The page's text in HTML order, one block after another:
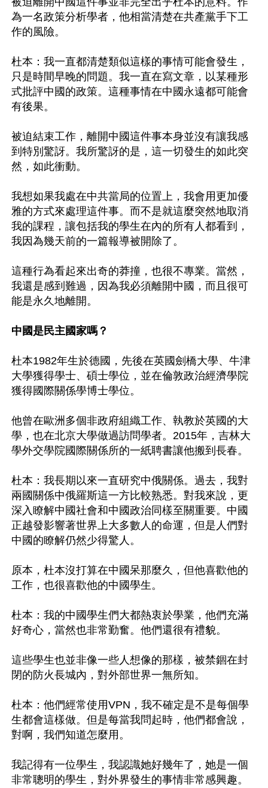
為一名政策分析學者，他相當清楚在共產黨手下工
作的風險。
杜本：我一直都清楚類似這樣的事情可能會發生，
只是時間早晚的問題。我一直在寫文章，以某種形
式批評中國的政策。這種事情在中國永遠都可能會
有後果。
被迫結束工作，離開中國這件事本身並沒有讓我感
到特別驚訝。我所驚訝的是，這一切發生的如此突
然，如此衝動。
我想如果我處在中共當局的位置上，我會用更加優
雅的方式來處理這件事。而不是就這麼突然地取消
我的課程，讓包括我的學生在內的所有人都看到，
我因為幾天前的一篇報導被開除了。
這種行為看起來出奇的莽撞，也很不專業。當然，
我還是感到難過，因為我必須離開中國，而且很可
能是永久地離開。
中國是民主國家嗎？
杜本1982年生於德國，先後在英國劍橋大學、牛津
大學獲得學士、碩士學位，並在倫敦政治經濟學院
獲得國際關係學博士學位。
他曾在歐洲多個非政府組織工作、執教於英國的大
學，也在北京大學做過訪問學者。2015年，吉林大
學外交學院國際關係所的一紙聘書讓他搬到長春。
杜本：我長期以來一直研究中俄關係。過去，我對
兩國關係中俄羅斯這一方比較熟悉。對我來說，更
深入瞭解中國社會和中國政治同樣至關重要。中國
正越發影響著世界上大多數人的命運，但是人們對
中國的瞭解仍然少得驚人。
原本，杜本沒打算在中國呆那麼久，但他喜歡他的
工作，也很喜歡他的中國學生。
杜本：我的中國學生們大都熱衷於學業，他們充滿
好奇心，當然也非常勤奮。他們還很有禮貌。
這些學生也並非像一些人想像的那樣，被禁錮在封
閉的防火長城內，對外部世界一無所知。
杜本：他們經常使用VPN，我不確定是不是每個學
生都會這樣做。但是每當我問起時，他們都會說，
對啊，我們知道怎麼用。
我記得有一位學生，我認識她好幾年了，她是一個
非常聰明的學生，對外界發生的事情非常感興趣。